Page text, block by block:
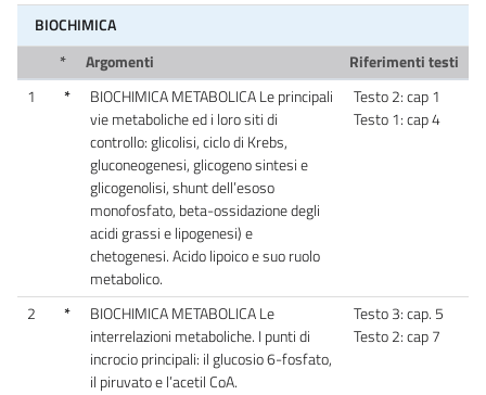
BIOCHIMICA
*
Argomenti
Riferimenti testi
1
*
BIOCHIMICA METABOLICA Le principali
vie metaboliche ed i loro siti di
controllo: glicolisi, ciclo di Krebs,
gluconeogenesi, glicogeno sintesi e
glicogenolisi, shunt dell’esoso
monofosfato, beta-ossidazione degli
acidi grassi e lipogenesi) e
chetogenesi. Acido lipoico e suo ruolo
metabolico.
Testo 2: cap 1
Testo 1: cap 4
2 *
BIOCHIMICA METABOLICA Le
interrelazioni metaboliche. I punti di
incrocio principali: il glucosio 6-fosfato,
il piruvato e l’acetil CoA.
Testo 3: cap. 5
Testo 2: cap 7